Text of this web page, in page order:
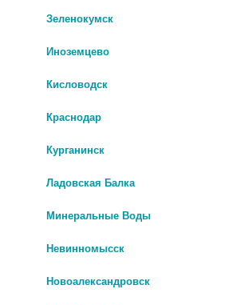
от цен в аптечных пунктах.
Зеленокумск
Иноземцево
Кисловодск
Краснодар
Курганинск
Ладовская Балка
Минеральные Воды
Невинномысск
Новоалександровск